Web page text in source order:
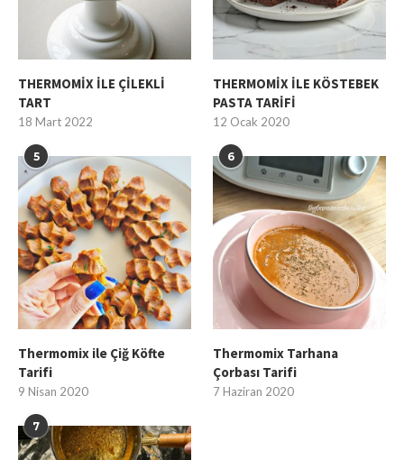
THERMOMİX İLE ÇİLEKLİ
TART
18 Mart 2022
THERMOMİX İLE KÖSTEBEK
PASTA TARİFİ
12 Ocak 2020
5
Thermomix ile Çiğ Köfte
Tarifi
9 Nisan 2020
6
Thermomix Tarhana
Çorbası Tarifi
7 Haziran 2020
7